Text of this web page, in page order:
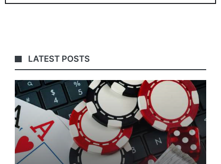
LATEST POSTS